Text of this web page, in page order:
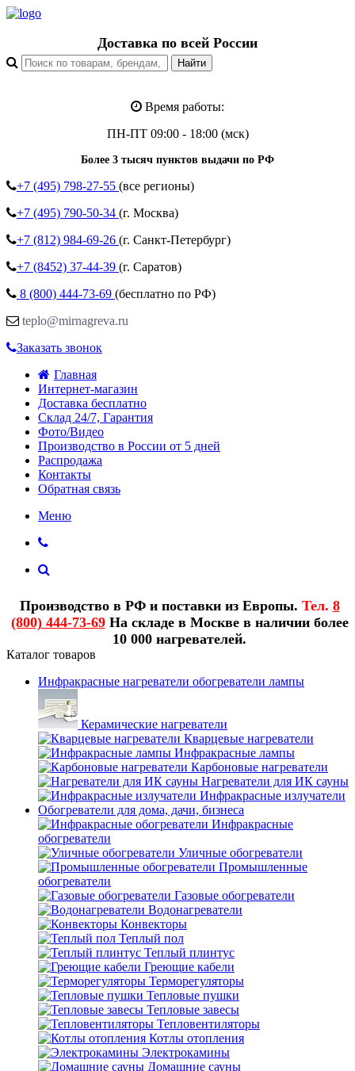
Доставка по всей России
Время работы:
ПН-ПТ 09:00 - 18:00 (мск)
Более 3 тысяч пунктов выдачи по РФ
+7 (495) 798-27-55 (все регионы)
+7 (495) 790-50-34 (г. Москва)
+7 (812) 984-69-26 (г. Санкт-Петербург)
+7 (8452) 37-44-39 (г. Саратов)
8 (800) 444-73-69 (бесплатно по РФ)
teplo@mirnagreva.ru
Заказать звонок
Главная
Интернет-магазин
Доставка бесплатно
Склад 24/7, Гарантия
Фото/Видео
Производство в России от 5 дней
Распродажа
Контакты
Обратная связь
Меню
Производство в РФ и поставки из Европы. Тел. 8
(800) 444-73-69На складе в Москве в наличии более
10 000 нагревателей.
Каталог товаров
Инфракрасные нагреватели обогреватели лампы
Керамические нагреватели
Кварцевые нагреватели
Инфракрасные лампы
Карбоновые нагреватели
Нагреватели для ИК сауны
Инфракрасные излучатели
Обогреватели для дома, дачи, бизнеса
Инфракрасные
обогреватели
Уличные обогреватели
Промышленные
обогреватели
Газовые обогреватели
Водонагреватели
Конвекторы
Теплый пол
Теплый плинтус
Греющие кабели
Терморегуляторы
Тепловые пушки
Тепловые завесы
Тепловентиляторы
Котлы отопления
Электрокамины
Домашние сауны